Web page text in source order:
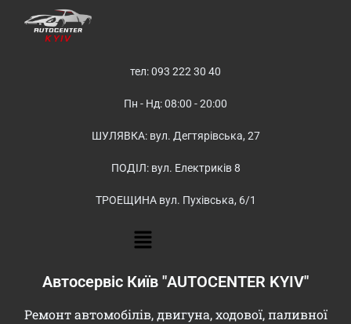
тел: 093 222 30 40
Пн - Нд: 08:00 - 20:00
ШУЛЯВКА: вул. Дегтярівська, 27
ПОДІЛ: вул. Електриків 8
ТРОЕЩИНА вул. Пухівська, 6/1
Автосервіс Київ "AUTOCENTER KYIV"
Ремонт автомобілів, двигуна, ходової, паливної